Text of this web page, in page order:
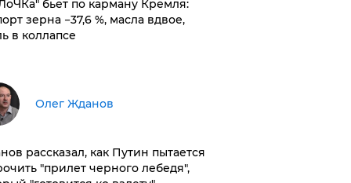
бьет по карману Кремля:
зерна −37,6 %, масла вдвое,
в коллапсе
Олег Жданов
рассказал, как Путин пытается
"прилет черного лебедя",